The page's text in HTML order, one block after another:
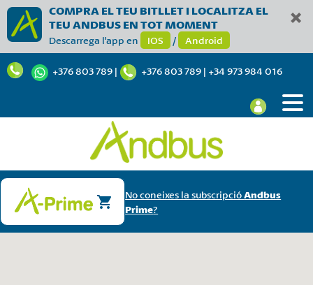
COMPRA EL TEU BITLLET I LOCALITZA EL
TEU ANDBUS EN TOT MOMENT
Descarrega l'app en IOS / Android
+376 803 789 | +376 803 789 | +34 973 984 016
No coneixes la subscripcióAndbus
Prime?